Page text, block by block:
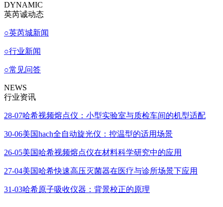
DYNAMIC
英芮诚动态
○英芮城新闻
○行业新闻
○常见问答
NEWS
行业资讯
28-07哈希视频熔点仪：小型实验室与质检车间的机型适配
30-06美国hach全自动旋光仪：控温型的适用场景
26-05美国哈希视频熔点仪在材料科学研究中的应用
27-04美国哈希快速高压灭菌器在医疗与诊所场景下应用
31-03哈希原子吸收仪器：背景校正的原理